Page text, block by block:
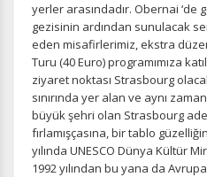
Size ve ilgi alanlarınıza
kullanılır. Kapatırsanız
edersiniz, ancak daha az
Tercihleri
yerler arasındadır. Obernai ‘de
gezisinin ardından sunulacak
eden misafirlerimiz, ekstra
Turu (40 Euro) programımıza
ziyaret noktası Strasbourg
sınırında yer alan ve aynı
büyük şehri olan Strasbourg
fırlamışçasına, bir tablo
yılında UNESCO Dünya Kültür
1992 yılından bu yana da